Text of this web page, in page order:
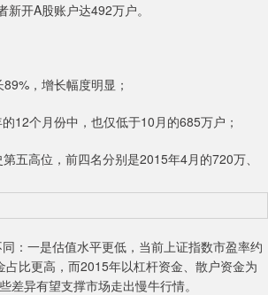
开A股账户达492万户。
，增长幅度明显；
个月份中，也仅低于10月的685万户；
高位，前四名分别是2015年4月的720万、
一是估值水平更低，当前上证指数市盈率约
比更高，而2015年以杠杆资金、散户资金为
异有望支撑市场走出慢牛行情。